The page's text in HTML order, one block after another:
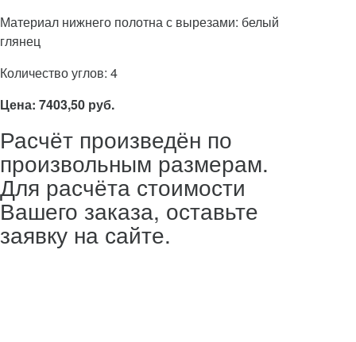
Материал нижнего полотна с вырезами: белый
глянец
Количество углов: 4
Цена: 7403,50 руб.
Расчёт произведён по
произвольным размерам.
Для расчёта стоимости
Вашего заказа, оставьте
заявку на сайте.